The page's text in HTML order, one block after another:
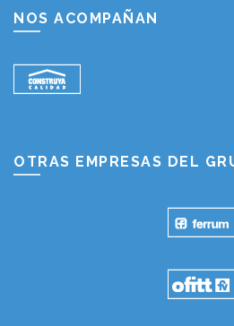
NOS ACOMPAÑAN
OTRAS EMPRESAS DEL